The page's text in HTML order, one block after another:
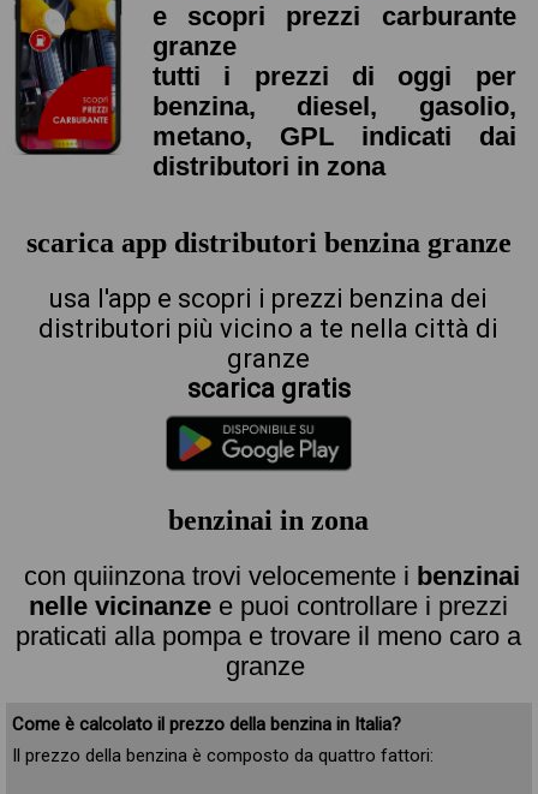
e scopri prezzi carburante
granze
tutti i prezzi di oggi per
benzina, diesel, gasolio,
metano, GPL indicati dai
distributori in zona
scarica app distributori benzina granze
usa l'app e scopri i prezzi benzina dei
distributori più vicino a te nella città di
granze
scarica gratis
benzinai in zona
con quiinzona trovi velocemente i benzinai
nelle vicinanze e puoi controllare i prezzi
praticati alla pompa e trovare il meno caro a
granze
Come è calcolato il prezzo della benzina in Italia?
Il prezzo della benzina è composto da quattro fattori: